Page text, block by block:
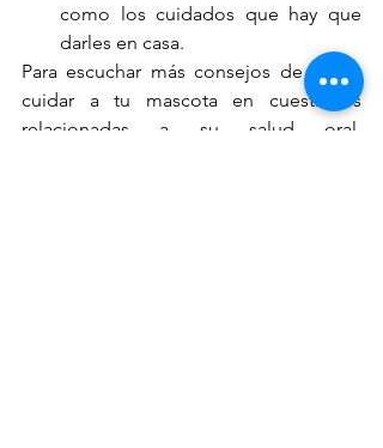
como los cuidados que hay que
darles en casa.
Para escuchar más consejos de cómo
cuidar a tu mascota en cuestiones
relacionadas a su salud oral,